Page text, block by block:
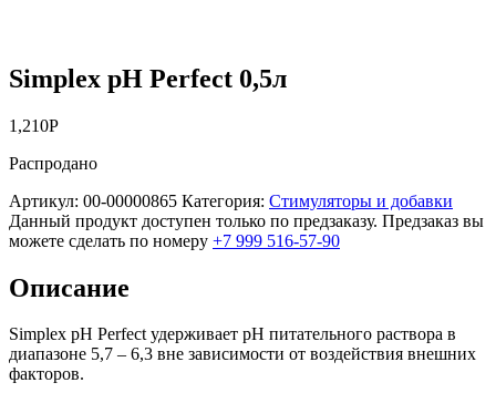
Simplex pH Perfect 0,5л
1,210Р
Распродано
Артикул: 00-00000865 Категория: Стимуляторы и добавки
Данный продукт доступен только по предзаказу. Предзаказ вы
можете сделать по номеру +7 999 516-57-90
Описание
Simplex pH Perfect удерживает рН питательного раствора в
диапазоне 5,7 – 6,3 вне зависимости от воздействия внешних
факторов.